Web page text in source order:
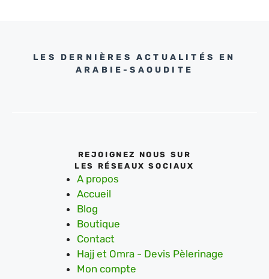
LES DERNIÈRES ACTUALITÉS EN
ARABIE-SAOUDITE
REJOIGNEZ NOUS SUR
LES RÉSEAUX SOCIAUX
A propos
Accueil
Blog
Boutique
Contact
Hajj et Omra - Devis Pèlerinage
Mon compte